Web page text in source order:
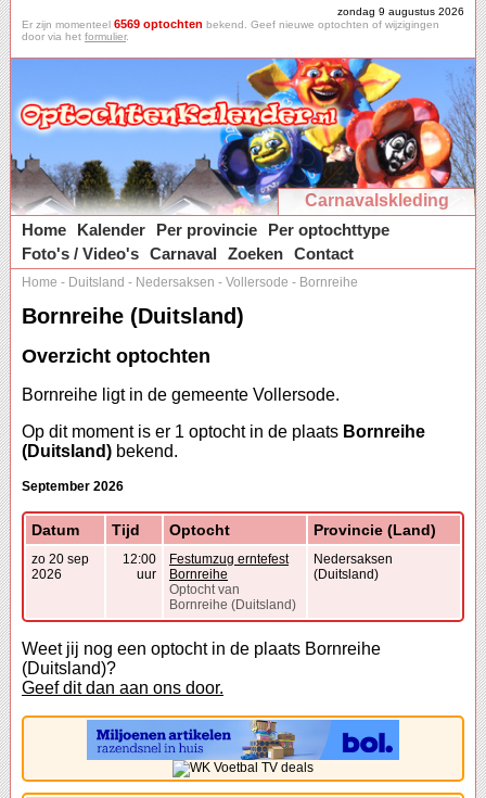
zondag 9 augustus 2026
Er zijn momenteel 6569 optochten bekend. Geef nieuwe optochten of wijzigingen
door via het formulier.
Carnavalskleding
Home
Kalender Per provincie
Per optochttype
Foto's / Video's Carnaval Zoeken Contact
Home - Duitsland - Nedersaksen - Vollersode - Bornreihe
Bornreihe (Duitsland)
Overzicht optochten
Bornreihe ligt in de gemeente Vollersode.
Op dit moment is er 1 optocht in de plaats Bornreihe
(Duitsland) bekend.
September 2026
Datum Tijd Optocht Provincie (Land)
zo 20 sep
2026
12:00
uur
Festumzug erntefest
Bornreihe
Optocht van
Bornreihe (Duitsland)
Nedersaksen
(Duitsland)
Weet jij nog een optocht in de plaats Bornreihe
(Duitsland)?
Geef dit dan aan ons door.